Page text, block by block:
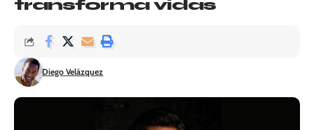
transforma vidas
Diego Velázquez